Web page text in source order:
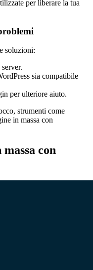
per liberare la tua
soluzioni:
sia compatibile
per ulteriore aiuto.
strumenti come
in massa con
con